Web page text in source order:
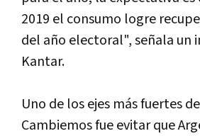
2019 el consumo logre
del año electoral", señala un
Kantar.
Uno de los ejes más fuertes
Cambiemos fue evitar que